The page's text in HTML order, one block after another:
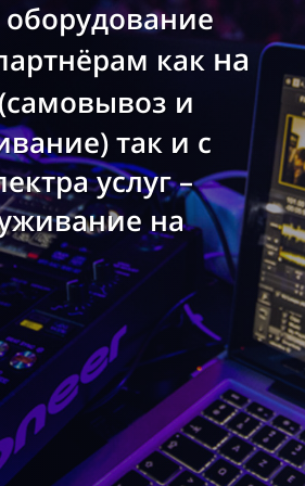
как на
(самовывоз и
так и с
услуг –
на